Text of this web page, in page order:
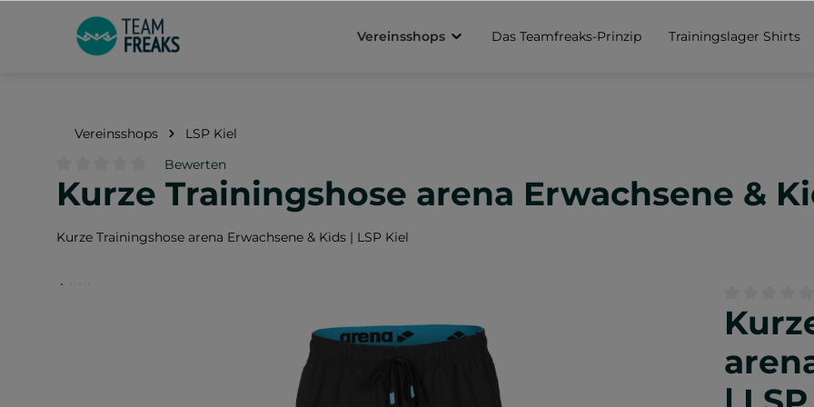
Zur Hauptnavigation springen
Vereinsshops
Das Teamfreaks-Prinzip Trainingslager Shirts
Vereinsshops LSP Kiel
Durchschnittliche Bewertung von 0 von 5 Sternen
Bewerten
Kurze Trainingshose arena Erwachsene &
Kurze Trainingshose arena Erwachsene & Kids | LSP Kiel